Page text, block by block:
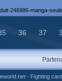
246986-manga-
36 37
- Fighting